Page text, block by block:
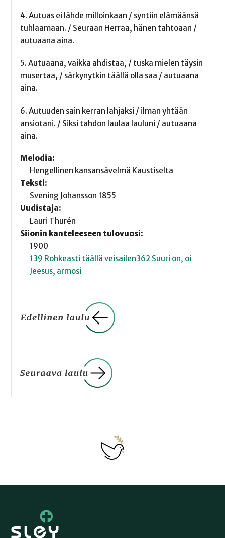
4. Autuas ei lähde milloinkaan / syntiin elämäänsä
tuhlaamaan. / Seuraan Herraa, hänen tahtoaan /
autuaana aina.
5. Autuaana, vaikka ahdistaa, / tuska mielen täysin
musertaa, / särkynytkin täällä olla saa / autuaana
aina.
6. Autuuden sain kerran lahjaksi / ilman yhtään
ansiotani. / Siksi tahdon laulaa lauluni / autuaana
aina.
Melodia:
Hengellinen kansansävelmä Kaustiselta
Teksti:
Svening Johansson 1855
Uudistaja:
Lauri Thurén
Siionin kanteleeseen tulovuosi:
1900
139 Rohkeasti täällä veisailen362 Suuri on, oi
Jeesus, armosi